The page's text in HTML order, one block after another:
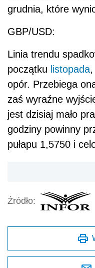
grudnia, które
GBP/USD:
Linia trendu
początku listopada,
opór. Przebiega
zaś wyraźne
jest dzisiaj mało
godziny powinny
pułapu 1,5750 i
Źródło: